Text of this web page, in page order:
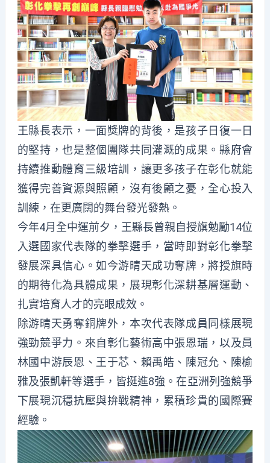
王縣長表示，一面獎牌的背後，是孩子日復一日
的堅持，也是整個團隊共同灌溉的成果。縣府會
持續推動體育三級培訓，讓更多孩子在彰化就能
獲得完善資源與照顧，沒有後顧之憂，全心投入
訓練，在更廣闊的舞台發光發熱。
今年4月全中運前夕，王縣長曾親自授旗勉勵14位
入選國家代表隊的拳擊選手，當時即對彰化拳擊
發展深具信心。如今游晴天成功奪牌，將授旗時
的期待化為具體成果，展現彰化深耕基層運動、
扎實培育人才的亮眼成效。
除游晴天勇奪銅牌外，本次代表隊成員同樣展現
強勁競爭力。來自彰化藝術高中張恩瑞，以及員
林國中游辰恩、王于芯、賴禹皓、陳冠允、陳榆
雅及張凱軒等選手，皆挺進8強。在亞洲列強競爭
下展現沉穩抗壓與拚戰精神，累積珍貴的國際賽
經驗。